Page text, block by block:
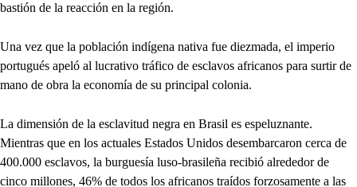
bastión de la reacción en la región.
Una vez que la población indígena nativa fue diezmada, el imperio
portugués apeló al lucrativo tráfico de esclavos africanos para surtir de
mano de obra la economía de su principal colonia.
La dimensión de la esclavitud negra en Brasil es espeluznante.
Mientras que en los actuales Estados Unidos desembarcaron cerca de
400.000 esclavos, la burguesía luso-brasileña recibió alrededor de
cinco millones, 46% de todos los africanos traídos forzosamente a las